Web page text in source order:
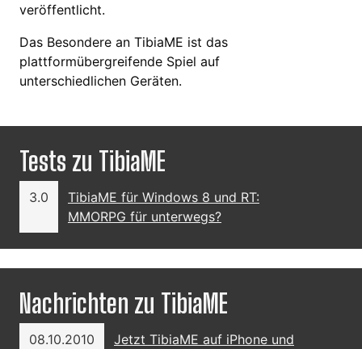
veröffentlicht.
Das Besondere an TibiaME ist das
plattformübergreifende Spiel auf
unterschiedlichen Geräten.
Tests zu TibiaME
3.0
TibiaME für Windows 8 und RT:
MMORPG für unterwegs?
Nachrichten zu TibiaME
08.10.2010
Jetzt TibiaME auf iPhone und